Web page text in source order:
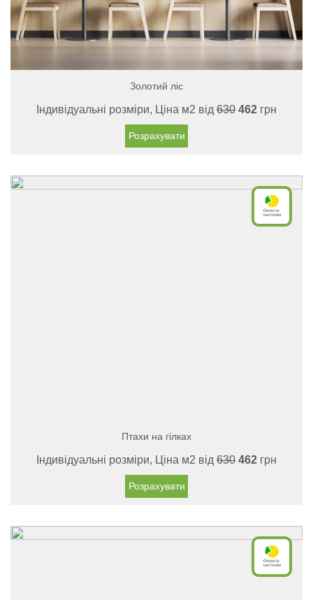
Золотий ліс
Індивідуальні розміри, Ціна м2 від 630 462 грн
Розрахувати
Птахи на гілках
Індивідуальні розміри, Ціна м2 від 630 462 грн
Розрахувати